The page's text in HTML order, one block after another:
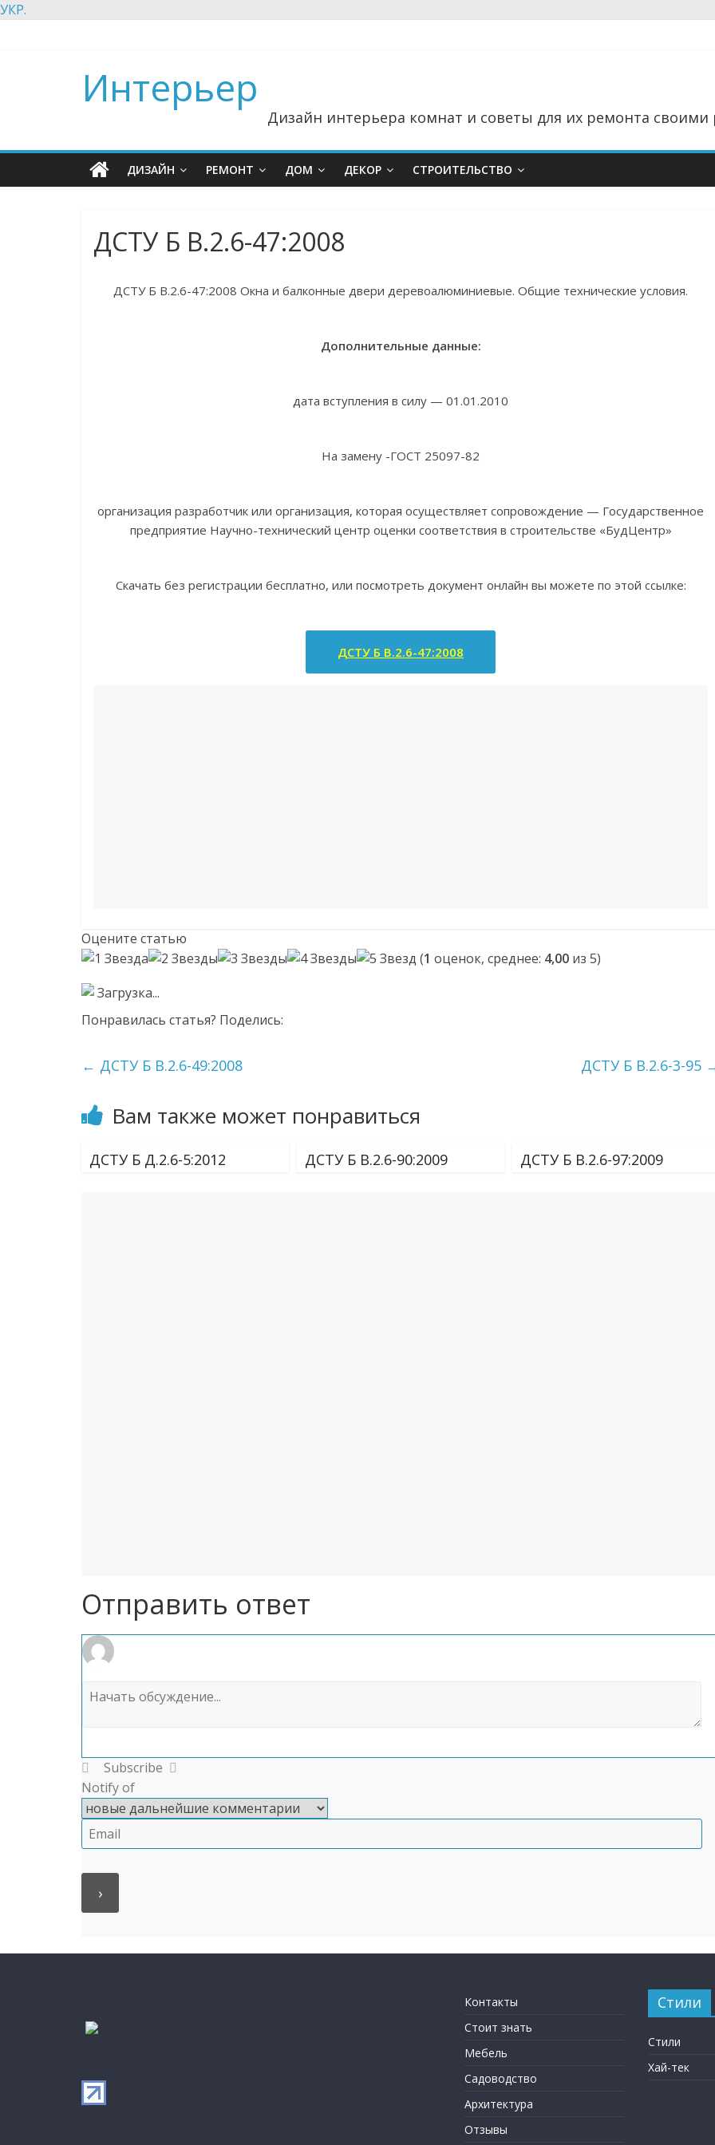
УКР.
Интерьер
Дизайн интерьера комнат и советы для их ремонта
ДИЗАЙН РЕМОНТ ДОМ ДЕКОР СТРОИТЕЛЬСТВО
ДСТУ Б В.2.6-47:2008
ДСТУ Б В.2.6-47:2008 Окна и балконные двери деревоалюминиевые. Общие технические условия.
Дополнительные данные:
дата вступления в силу — 01.01.2010
На замену -ГОСТ 25097-82
организация разработчик или организация, которая осуществляет сопровождение — Государственное
предприятие Научно-технический центр оценки соответствия в строительстве «БудЦентр»
Скачать без регистрации бесплатно, или посмотреть документ онлайн вы можете по этой ссылке:
ДСТУ Б В.2.6-47:2008
Оцените статью
(1 оценок, среднее: 4,00 из 5)
Загрузка...
Понравилась статья? Поделись:
← ДСТУ Б В.2.6-49:2008 ДСТУ Б В.2.6-3-95
Вам также может понравиться
ДСТУ Б Д.2.6-5:2012 ДСТУ Б В.2.6-90:2009 ДСТУ Б В.2.6-97:2009
Отправить ответ
Subscribe
Notify of
Контакты
Стоит знать
Мебель
Садоводство
Архитектура
Отзывы
Стили
Стили
Хай-тек